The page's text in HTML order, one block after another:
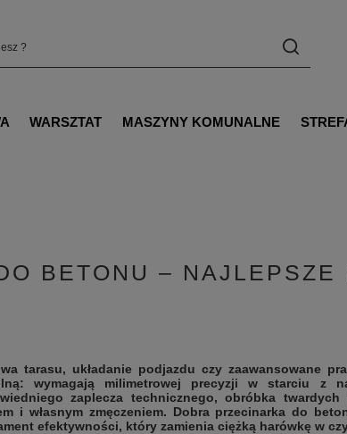
WARSZTAT MASZYNY KOMUNALNE
BETONU – NAJLEPSZE
tarasu, układanie podjazdu czy zaawansowane
wymagają milimetrowej precyzji w starciu z
zaplecza technicznego, obróbka
i własnym zmęczeniem. Dobra przecinarka do
efektywności, który zamienia ciężką harówkę w